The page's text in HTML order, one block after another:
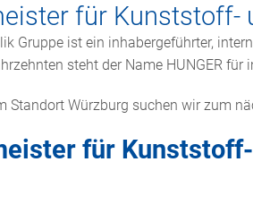
für
Gruppe ist ein inhabergeführter,
steht der Name HUNGER
Standort Würzburg suchen wir zum
für